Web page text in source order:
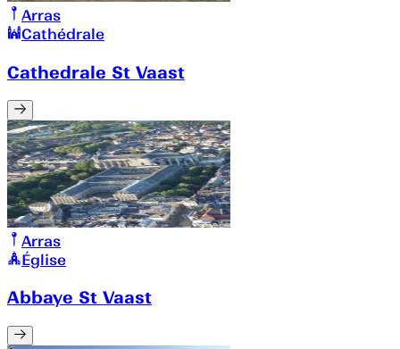
Arras
Cathédrale
Cathedrale St Vaast
Arras
Église
Abbaye St Vaast